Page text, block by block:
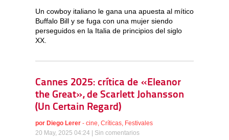
Un cowboy italiano le gana una apuesta al mítico
Buffalo Bill y se fuga con una mujer siendo
perseguidos en la Italia de principios del siglo
XX.
Cannes 2025: crítica de «Eleanor
the Great», de Scarlett Johansson
(Un Certain Regard)
por Diego Lerer - cine, Críticas, Festivales
20 May, 2025 04:24 | Sin comentarios